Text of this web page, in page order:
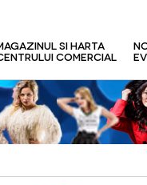
SI HARTA
COMERCIAL